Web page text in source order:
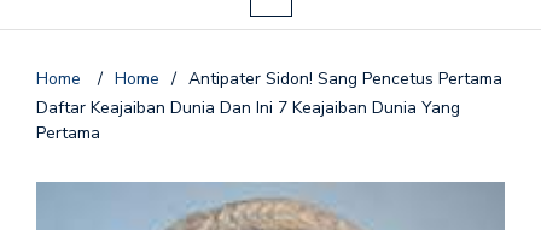
Home / Home / Antipater Sidon! Sang Pencetus Pertama
Daftar Keajaiban Dunia Dan Ini 7 Keajaiban Dunia Yang
Pertama